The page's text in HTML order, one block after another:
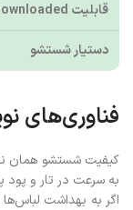
قابلیت Downloaded
دستیار شستشو
فناوری‌های